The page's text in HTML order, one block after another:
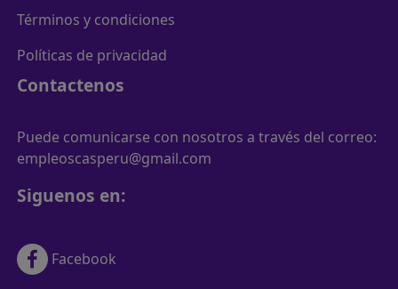
Términos y condiciones
Políticas de privacidad
Contactenos
Puede comunicarse con nosotros a través del correo:
empleoscasperu@gmail.com
Siguenos en:
Facebook